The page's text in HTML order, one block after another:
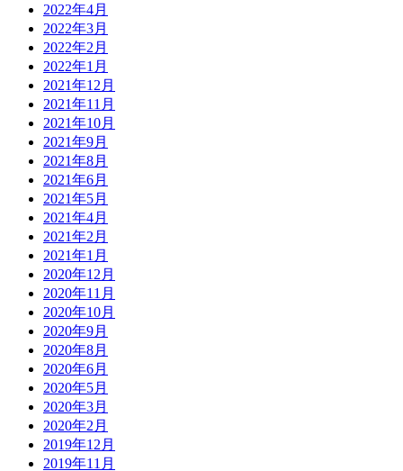
2022年4月
2022年3月
2022年2月
2022年1月
2021年12月
2021年11月
2021年10月
2021年9月
2021年8月
2021年6月
2021年5月
2021年4月
2021年2月
2021年1月
2020年12月
2020年11月
2020年10月
2020年9月
2020年8月
2020年6月
2020年5月
2020年3月
2020年2月
2019年12月
2019年11月